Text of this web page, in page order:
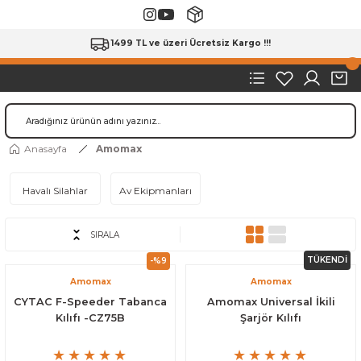
1499 TL ve üzeri Ücretsiz Kargo !!!
Anasayfa Amomax
Havalı Silahlar Av Ekipmanları
SIRALA
-%9
Amomax
CYTAC F-Speeder Tabanca
Kılıfı -CZ75B
TÜKENDİ
Amomax
Amomax Universal İkili
Şarjör Kılıfı